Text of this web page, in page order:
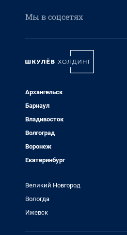
Мы в соцсетях
Архангельск
Барнаул
Владивосток
Волгоград
Воронеж
Екатеринбург
Великий Новгород
Вологда
Ижевск